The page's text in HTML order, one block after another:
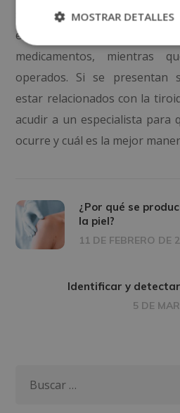
según el tipo de afección.
enfermedades se
medicamentos, mientras
operados. Si se presentan
estar relacionados con la
acudir a un especialista para
ocurre y cuál es la mejor
¿Por qué se
la piel?
11 DE FEBRERO DE
Identificar y
5 DE
MOSTRAR DETALLES